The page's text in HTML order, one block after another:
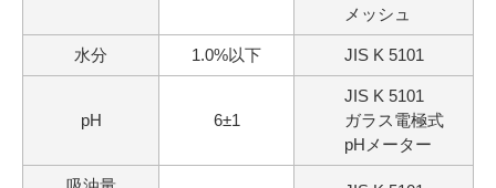
メッシュ
水分 1.0%以下 JIS K 5101
pH 6±1
JIS K 5101
ガラス電極式
pHメーター